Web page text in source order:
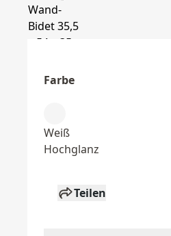
Farbe
Weiß
Hochglanz
Teilen